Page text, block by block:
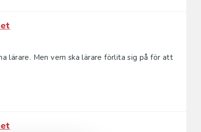
lärare. Men vem ska lärare förlita sig på för att